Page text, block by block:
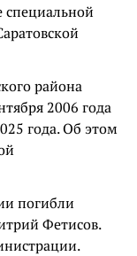
специальной
района
2006 года
года. Об этом
погибли
Фетисов.